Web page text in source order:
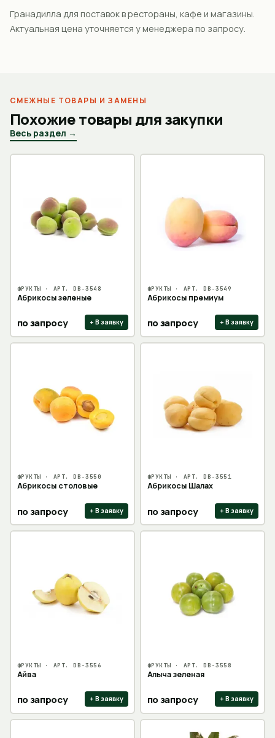
Гранадилла для поставок в рестораны, кафе и магазины.
Актуальная цена уточняется у менеджера по запросу.
СМЕЖНЫЕ ТОВАРЫ И ЗАМЕНЫ
Похожие товары для закупки
Весь раздел →
ФРУКТЫ · АРТ.DB-3548
Абрикосы зеленые
по запросу + В заявку
ФРУКТЫ · АРТ.DB-3549
Абрикосы премиум
по запросу + В заявку
ФРУКТЫ · АРТ.DB-3550
Абрикосы столовые
по запросу + В заявку
ФРУКТЫ · АРТ.DB-3551
Абрикосы Шалах
по запросу + В заявку
ФРУКТЫ · АРТ.DB-3556
Айва
по запросу + В заявку
ФРУКТЫ · АРТ.DB-3558
Алыча зеленая
по запросу + В заявку